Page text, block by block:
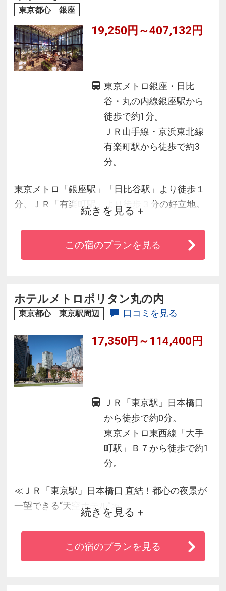
◆30店舗以上のショップ＆レストランが入る
東京都心 銀座
19,250円～407,132円
東京メトロ銀座・日比
谷・丸の内線銀座駅から
徒歩で約1分。
ＪＲ山手線・京浜東北線
有楽町駅から徒歩で約3
分。
東京メトロ「銀座駅」「日比谷駅」より徒歩１
分、ＪＲ「有楽町駅」より徒歩３分の好立地。
皇居や日比谷公園など自然を感じるスポットや
ショッピング・グルメを堪能できる商業施設も
徒歩圏にあり、ビジネスはもちろんレジャーに
間近に感じられるロビーテラスは魅力的な場所
です。
続きを見る
この宿のプランを見る
ホテルメトロポリタン丸の内
東京都心 東京駅周辺 口コミを見る
17,350円～114,400円
ＪＲ「東京駅」日本橋口
から徒歩で約0分。
東京メトロ東西線「大手
町駅」Ｂ７から徒歩で約1
分。
≪ＪＲ「東京駅」日本橋口 直結！都心の夜景が
一望できる“天空ホテル”≫
◆お部屋は27階以上の高層階！東京駅上空から
の景色を贅沢にお楽しみ頂けます♪
◆ＪＲ東京駅直結で抜群の立地！雨の日も傘は
続きを見る
この宿のプランを見る